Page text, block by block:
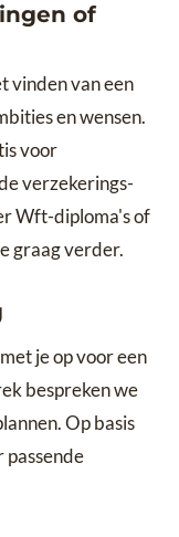
of
vinden van een
en wensen.
voor
verzekerings-
Wft-diploma's of
graag verder.
je op voor een
bespreken we
Op basis
passende